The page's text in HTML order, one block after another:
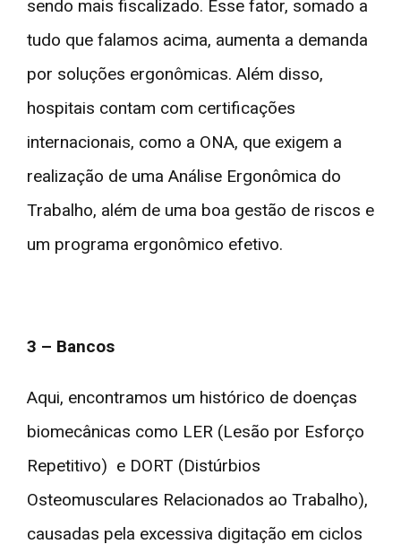
sendo mais fiscalizado. Esse fator, somado a
tudo que falamos acima, aumenta a demanda
por soluções ergonômicas. Além disso,
hospitais contam com certificações
internacionais, como a ONA, que exigem a
realização de uma Análise Ergonômica do
Trabalho, além de uma boa gestão de riscos e
um programa ergonômico efetivo.
3 – Bancos
Aqui, encontramos um histórico de doenças
biomecânicas como LER (Lesão por Esforço
Repetitivo) e DORT (Distúrbios
Osteomusculares Relacionados ao Trabalho),
causadas pela excessiva digitação em ciclos